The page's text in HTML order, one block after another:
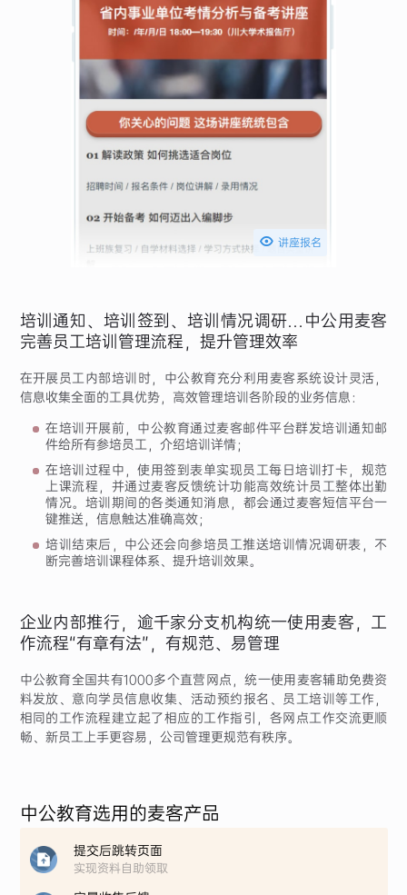
 讲座报名
培训通知、培训签到、培训情况调研…中公用麦客
完善员工培训管理流程，提升管理效率
在开展员工内部培训时，中公教育充分利用麦客系统设计灵活，
信息收集全面的工具优势，高效管理培训各阶段的业务信息：
在培训开展前，中公教育通过麦客邮件平台群发培训通知邮
件给所有参培员工，介绍培训详情；
在培训过程中，使用签到表单实现员工每日培训打卡，规范
上课流程，并通过麦客反馈统计功能高效统计员工整体出勤
情况。培训期间的各类通知消息，都会通过麦客短信平台一
键推送，信息触达准确高效；
培训结束后，中公还会向参培员工推送培训情况调研表，不
断完善培训课程体系、提升培训效果。
企业内部推行，逾千家分支机构统一使用麦客，工
作流程“有章有法”，有规范、易管理
中公教育全国共有1000多个直营网点，统一使用麦客辅助免费资
料发放、意向学员信息收集、活动预约报名、员工培训等工作，
相同的工作流程建立起了相应的工作指引，各网点工作交流更顺
畅、新员工上手更容易，公司管理更规范有秩序。
中公教育选用的麦客产品
提交后跳转页面
实现资料自助领取